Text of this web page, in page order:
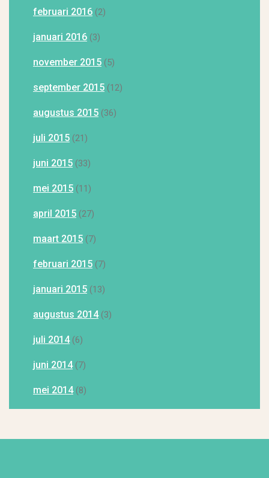
februari 2016 (2)
januari 2016 (3)
november 2015 (5)
september 2015 (12)
augustus 2015 (36)
juli 2015 (21)
juni 2015 (33)
mei 2015 (11)
april 2015 (27)
maart 2015 (7)
februari 2015 (7)
januari 2015 (13)
augustus 2014(3)
juli 2014(6)
juni 2014(7)
mei 2014(8)